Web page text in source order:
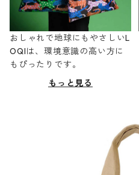
おしゃれで地球にもやさしいL
OQIは、環境意識の高い方に
もぴったりです。
もっと見る